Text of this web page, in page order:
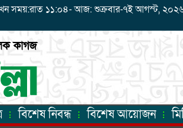
সময়:রাত ১১:০৪- আজ: শুক্রবার-৭ই আগস্ট, ২০২৬
বিশেষ নিবন্ধ বিশেষ আয়োজন